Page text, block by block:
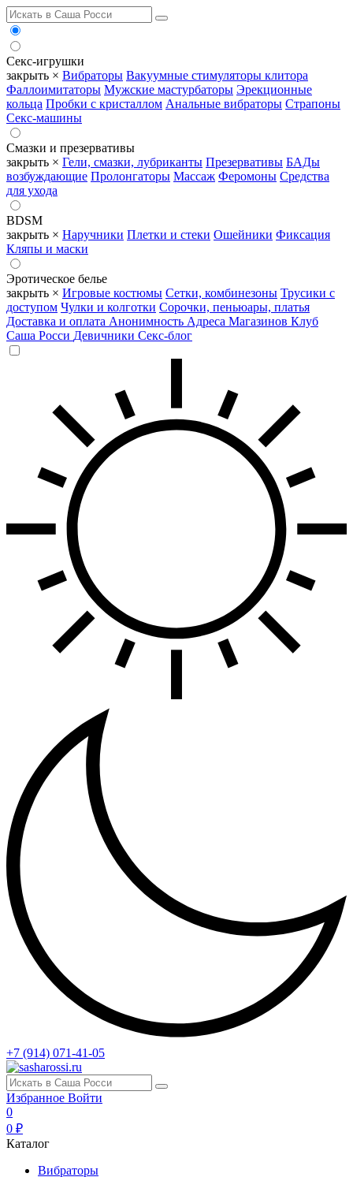
Секс-игрушки
закрыть × Вибраторы Вакуумные стимуляторы клитора
Фаллоимитаторы Мужские мастурбаторы Эрекционные
кольца Пробки с кристаллом Анальные вибраторы Страпоны
Секс-машины
Смазки и презервативы
закрыть × Гели, смазки, лубриканты Презервативы БАДы
возбуждающие Пролонгаторы Массаж Феромоны Средства
для ухода
BDSM
закрыть × Наручники Плетки и стеки Ошейники Фиксация
Кляпы и маски
Эротическое белье
закрыть × Игровые костюмы Сетки, комбинезоны Трусики с
доступом Чулки и колготки Сорочки, пеньюары, платья
Доставка и оплата Анонимность Адреса Магазинов Клуб
Саша Росси Девичники Секс-блог
+7 (914) 071-41-05
Избранное Войти
0
0 ₽
Каталог
Вибраторы